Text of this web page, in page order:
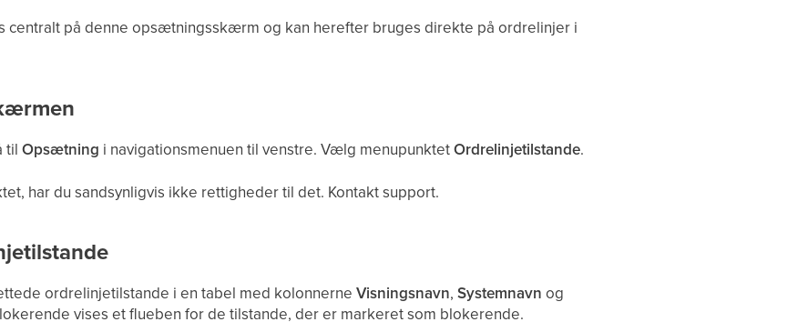
centralt på denne opsætningsskærm og kan herefter bruges direkte på ordrelinjer i
tilOpsætning i navigationsmenuen til venstre. Vælg menupunktetOrdrelinjetilstande.
har du sandsynligvis ikke rettigheder til det. Kontakt support.
ordrelinjetilstande i en tabel med kolonnerneVisningsnavn,Systemnavn og
vises et flueben for de tilstande, der er markeret som blokerende.